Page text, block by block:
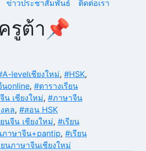
ข่าวประชาสัมพันธ์
ติดต่อเรา
รูต้า📌
levelเชียงใหม่, #HSK,
online, #ตารางเรียน
น เชียงใหม่, #ภาษาจีน
คล, #สอน HSK
นจีน เชียงใหม่, #เรียน
ภาษาจีน+pantip, #เรียน
ยนภาษาจีนเชียงใหม่